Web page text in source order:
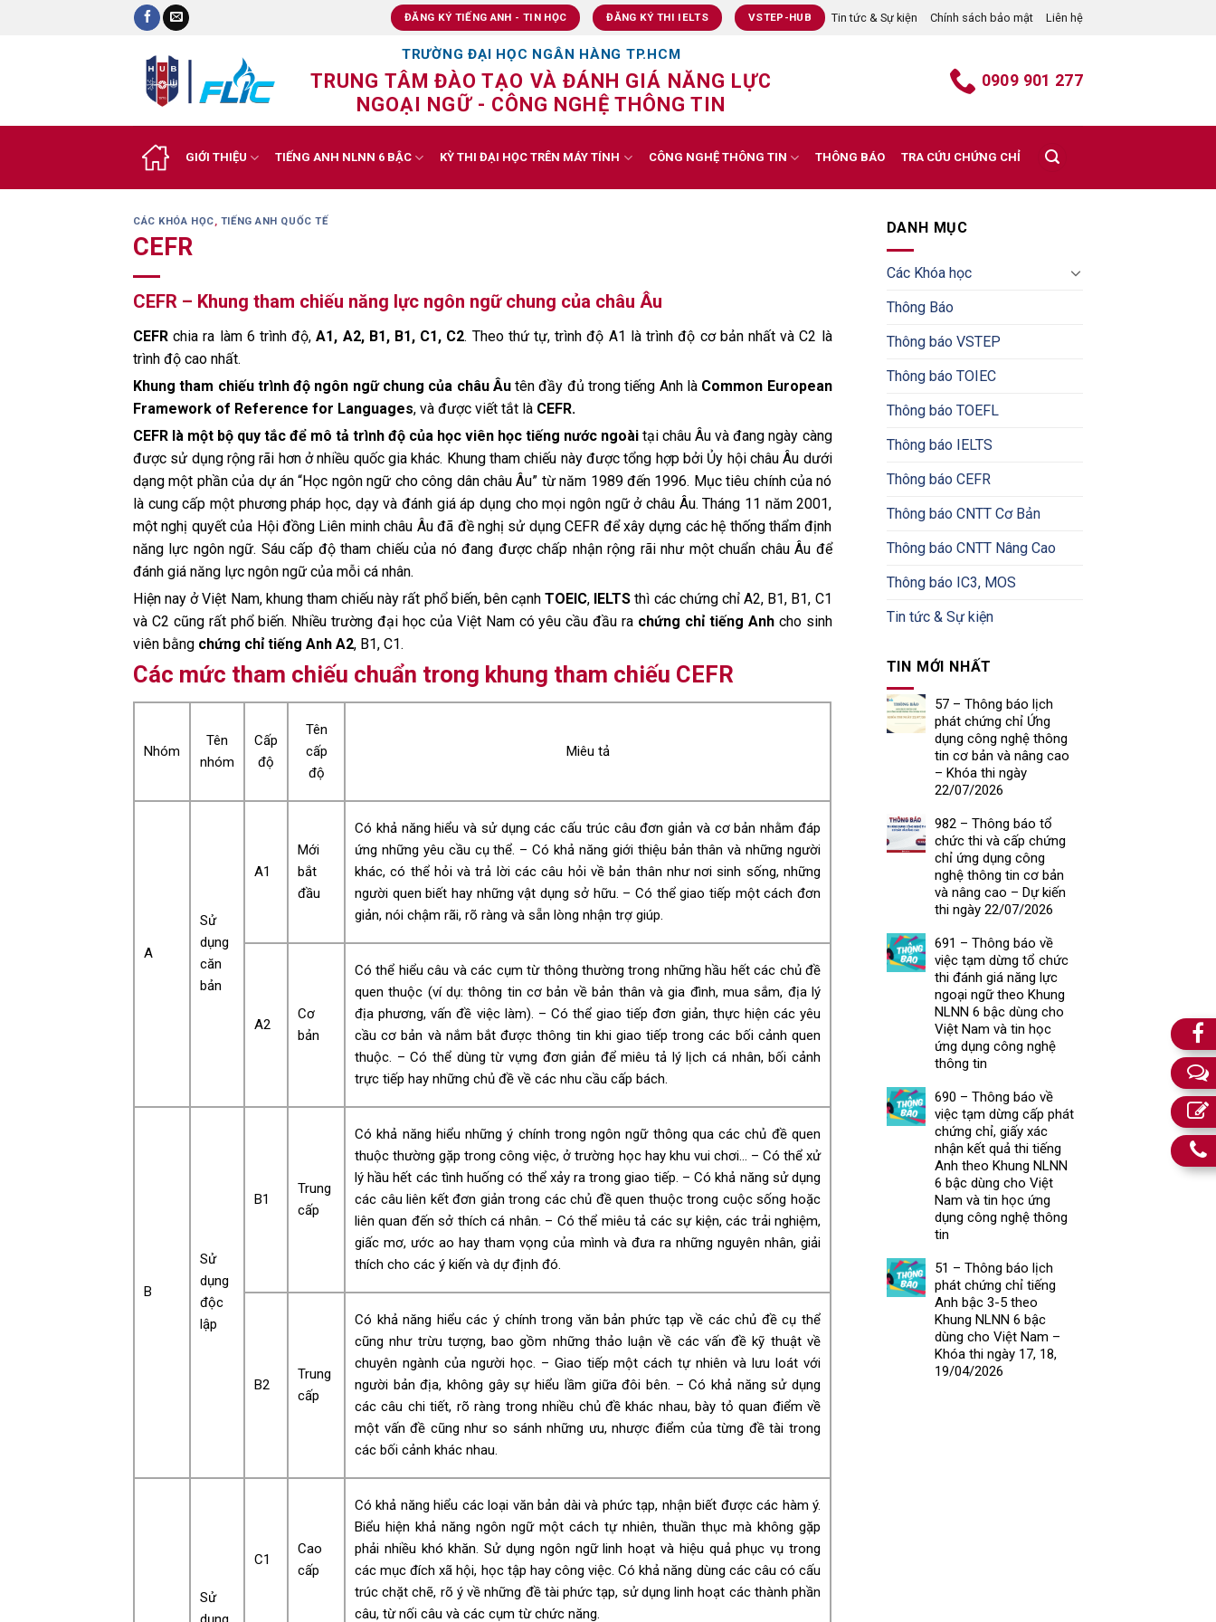
ĐĂNG KÝ TIẾNG ANH - TIN HỌC ĐĂNG KÝ THI IELTS VSTEP-HUB Tin tức & Sự kiện Chính sách bảo mật Liên hệ
TRƯỜNG ĐẠI HỌC NGÂN HÀNG TP.HCM
TRUNG TÂM ĐÀO TẠO VÀ ĐÁNH GIÁ NĂNG LỰC
NGOẠI NGỮ - CÔNG NGHỆ THÔNG TIN
0909 901 277
GIỚI THIỆU TIẾNG ANH NLNN 6 BẬC KỲ THI ĐẠI HỌC TRÊN MÁY TÍNH CÔNG NGHỆ THÔNG TIN THÔNG BÁO TRA CỨU CHỨNG CHỈ
CÁC KHÓA HỌC, TIẾNG ANH QUỐC TẾ
CEFR
CEFR – Khung tham chiếu năng lực ngôn ngữ chung của châu Âu
CEFR chia ra làm 6 trình độ,A1, A2, B1, B1, C1, C2. Theo thứ tự, trình độ A1 là trình độ cơ bản nhất và C2 là
trình độ cao nhất.
Khung tham chiếu trình độ ngôn ngữ chung của châu Âutên đầy đủ trong tiếng Anh là Common European
Framework of Reference for Languages, và được viết tắt là CEFR.
CEFR là một bộ quy tắc để mô tả trình độ của học viên học tiếng nước ngoài tại châu Âu và đang ngày càng
được sử dụng rộng rãi hơn ở nhiều quốc gia khác. Khung tham chiếu này được tổng hợp bởi Ủy hội châu Âu dưới
dạng một phần của dự án “Học ngôn ngữ cho công dân châu Âu” từ năm 1989 đến 1996. Mục tiêu chính của nó
là cung cấp một phương pháp học, dạy và đánh giá áp dụng cho mọi ngôn ngữ ở châu Âu. Tháng 11 năm 2001,
một nghị quyết của Hội đồng Liên minh châu Âu đã đề nghị sử dụng CEFR để xây dựng các hệ thống thẩm định
năng lực ngôn ngữ. Sáu cấp độ tham chiếu của nó đang được chấp nhận rộng rãi như một chuẩn châu Âu để
đánh giá năng lực ngôn ngữ của mỗi cá nhân.
Hiện nay ở Việt Nam, khung tham chiếu này rất phổ biến, bên cạnhTOEIC, IELTS thì các chứng chỉ A2, B1, B1, C1
và C2 cũng rất phổ biến. Nhiều trường đại học của Việt Nam có yêu cầu đầu ra chứng chỉ tiếng Anhcho sinh
viên bằng chứng chỉ tiếng Anh A2, B1, C1.
Các mức tham chiếu chuẩn trong khung tham chiếu CEFR
Nhóm
Tên
nhóm
Cấp
độ
Tên
cấp
độ
Miêu tả
A
Sử
dụng
căn
bản
A1
Mới
bắt
đầu
Có khả năng hiểu và sử dụng các cấu trúc câu đơn giản và cơ bản nhằm đáp
ứng những yêu cầu cụ thể. – Có khả năng giới thiệu bản thân và những người
khác, có thể hỏi và trả lời các câu hỏi về bản thân như nơi sinh sống, những
người quen biết hay những vật dụng sở hữu. – Có thể giao tiếp một cách đơn
giản, nói chậm rãi, rõ ràng và sẵn lòng nhận trợ giúp.
A2
Cơ
bản
Có thể hiểu câu và các cụm từ thông thường trong những hầu hết các chủ đề
quen thuộc (ví dụ: thông tin cơ bản về bản thân và gia đình, mua sắm, địa lý
địa phương, vấn đề việc làm). – Có thể giao tiếp đơn giản, thực hiện các yêu
cầu cơ bản và nắm bắt được thông tin khi giao tiếp trong các bối cảnh quen
thuộc. – Có thể dùng từ vựng đơn giản để miêu tả lý lịch cá nhân, bối cảnh
trực tiếp hay những chủ đề về các nhu cầu cấp bách.
B
Sử
dụng
độc
lập
B1
Trung
cấp
Có khả năng hiểu những ý chính trong ngôn ngữ thông qua các chủ đề quen
thuộc thường gặp trong công việc, ở trường học hay khu vui chơi… – Có thể xử
lý hầu hết các tình huống có thể xảy ra trong giao tiếp. – Có khả năng sử dụng
các câu liên kết đơn giản trong các chủ đề quen thuộc trong cuộc sống hoặc
liên quan đến sở thích cá nhân. – Có thể miêu tả các sự kiện, các trải nghiệm,
giấc mơ, ước ao hay tham vọng của mình và đưa ra những nguyên nhân, giải
thích cho các ý kiến và dự định đó.
B2
Trung
cấp
Có khả năng hiểu các ý chính trong văn bản phức tạp về các chủ đề cụ thể
cũng như trừu tượng, bao gồm những thảo luận về các vấn đề kỹ thuật về
chuyên ngành của người học. – Giao tiếp một cách tự nhiên và lưu loát với
người bản địa, không gây sự hiểu lầm giữa đôi bên. – Có khả năng sử dụng
các câu chi tiết, rõ ràng trong nhiều chủ đề khác nhau, bày tỏ quan điểm về
một vấn đề cũng như so sánh những ưu, nhược điểm của từng đề tài trong
các bối cảnh khác nhau.
Sử
C1
Cao
cấp
Có khả năng hiểu các loại văn bản dài và phức tạp, nhận biết được các hàm ý.
Biểu hiện khả năng ngôn ngữ một cách tự nhiên, thuần thục mà không gặp
phải nhiều khó khăn. Sử dụng ngôn ngữ linh hoạt và hiệu quả phục vụ trong
các mục đích xã hội, học tập hay công việc. Có khả năng dùng các câu có cấu
trúc chặt chẽ, rõ ý về những đề tài phức tạp, sử dụng linh hoạt các thành phần
câu, từ nối câu và các cụm từ chức năng.
DANH MỤC
Các Khóa học
Thông Báo
Thông báo VSTEP
Thông báo TOIEC
Thông báo TOEFL
Thông báo IELTS
Thông báo CEFR
Thông báo CNTT Cơ Bản
Thông báo CNTT Nâng Cao
Thông báo IC3, MOS
Tin tức & Sự kiện
TIN MỚI NHẤT
57 – Thông báo lịch
phát chứng chỉ Ứng
dụng công nghệ thông
tin cơ bản và nâng cao
– Khóa thi ngày
22/07/2026
982 – Thông báo tổ
chức thi và cấp chứng
chỉ ứng dụng công
nghệ thông tin cơ bản
và nâng cao – Dự kiến
thi ngày 22/07/2026
691 – Thông báo về
việc tạm dừng tổ chức
thi đánh giá năng lực
ngoại ngữ theo Khung
NLNN 6 bậc dùng cho
Việt Nam và tin học
ứng dụng công nghệ
thông tin
690 – Thông báo về
việc tạm dừng cấp phát
chứng chỉ, giấy xác
nhận kết quả thi tiếng
Anh theo Khung NLNN
6 bậc dùng cho Việt
Nam và tin học ứng
dụng công nghệ thông
tin
51 – Thông báo lịch
phát chứng chỉ tiếng
Anh bậc 3-5 theo
Khung NLNN 6 bậc
dùng cho Việt Nam –
Khóa thi ngày 17, 18,
19/04/2026